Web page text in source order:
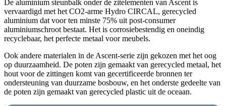
De aluminium steunbalk onder de zitelementen van Ascent is
vervaardigd met het CO2-arme Hydro CIRCAL, gerecycled
aluminium dat voor ten minste 75% uit post-consumer
aluminiumschroot bestaat. Het is corrosiebestendig en oneindig
recyclebaar, het perfecte metaal voor meubels.
Ook andere materialen in de Ascent-serie zijn gekozen met het oog
op duurzaamheid. De poten zijn gemaakt van gerecycled metaal, het
hout voor de zittingen komt van gecertificeerde bronnen ter
ondersteuning van duurzame bosbouw, en het onderste gedeelte van
de poten zijn gemaakt van gerecycled plastic uit de oceaan.